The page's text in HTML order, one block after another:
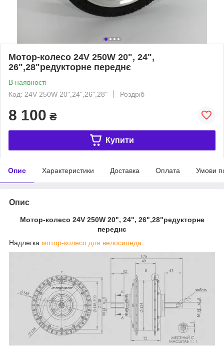
Мотор-колесо 24V 250W 20", 24",
26",28"редукторне переднє
В наявності
Код: 24V 250W 20",24",26",28"
Роздріб
8 100 ₴
Купити
Опис Характеристики Доставка Оплата Умови
Опис
Мотор-колесо 24V 250W 20", 24", 26",28"редукторне
переднє
Надлегка мотор-колесо для велосипеда